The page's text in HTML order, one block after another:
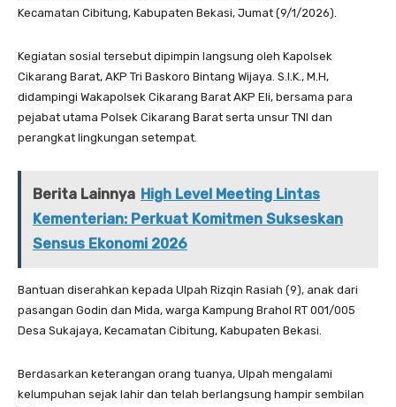
Kecamatan Cibitung, Kabupaten Bekasi, Jumat (9/1/2026).
Kegiatan sosial tersebut dipimpin langsung oleh Kapolsek
Cikarang Barat, AKP Tri Baskoro Bintang Wijaya. S.I.K., M.H,
didampingi Wakapolsek Cikarang Barat AKP Eli, bersama para
pejabat utama Polsek Cikarang Barat serta unsur TNI dan
perangkat lingkungan setempat.
Berita Lainnya High Level Meeting Lintas
Kementerian: Perkuat Komitmen Sukseskan
Sensus Ekonomi 2026
Bantuan diserahkan kepada Ulpah Rizqin Rasiah (9), anak dari
pasangan Godin dan Mida, warga Kampung Brahol RT 001/005
Desa Sukajaya, Kecamatan Cibitung, Kabupaten Bekasi.
Berdasarkan keterangan orang tuanya, Ulpah mengalami
kelumpuhan sejak lahir dan telah berlangsung hampir sembilan